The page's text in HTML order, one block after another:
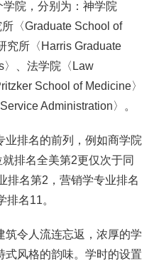
学院，分别为：神学院
〈Graduate School of
究所〈Harris Graduate
〉、法学院〈Law
School of Medicine〉
Administration〉。
业排名的前列，例如商学院
排名全美第2更仅次于同
排名第2，营销学专业排名
名11。
筑令人流连忘返，浓厚的学
式风格的韵味。学时的设置